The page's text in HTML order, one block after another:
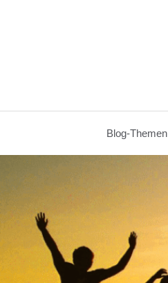
Blog-Themen